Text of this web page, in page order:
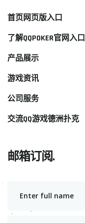
首页网页版入口
了解QQPOKER官网入口
产品展示
游戏资讯
公司服务
交流QQ游戏德洲扑克
邮箱订阅.